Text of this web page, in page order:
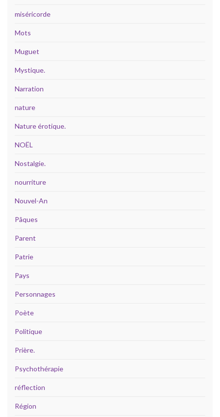
miséricorde
Mots
Muguet
Mystique.
Narration
nature
Nature érotique.
NOËL
Nostalgie.
nourriture
Nouvel-An
Pâques
Parent
Patrie
Pays
Personnages
Poète
Politique
Prière.
Psychothérapie
réflection
Région